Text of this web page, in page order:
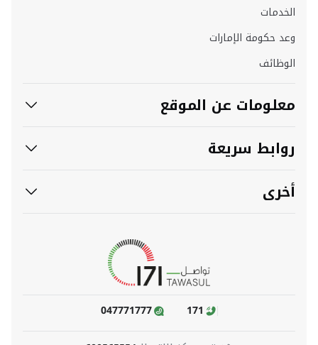
الخدمات
وعد حكومة الإمارات
الوظائف
معلومات عن الموقع
روابط سريعة
أخرى
171
047771777